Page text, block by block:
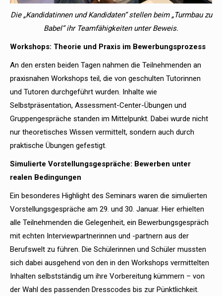
Die „Kandidatinnen und Kandidaten“ stellen beim „Turmbau zu
Babel“ ihr Teamfähigkeiten unter Beweis.
Workshops: Theorie und Praxis im Bewerbungsprozess
An den ersten beiden Tagen nahmen die Teilnehmenden an
praxisnahen Workshops teil, die von geschulten Tutorinnen
und Tutoren durchgeführt wurden. Inhalte wie
Selbstpräsentation, Assessment-Center-Übungen und
Gruppengespräche standen im Mittelpunkt. Dabei wurde nicht
nur theoretisches Wissen vermittelt, sondern auch durch
praktische Übungen gefestigt.
Simulierte Vorstellungsgespräche: Bewerben unter
realen Bedingungen
Ein besonderes Highlight des Seminars waren die simulierten
Vorstellungsgespräche am 29. und 30. Januar. Hier erhielten
alle Teilnehmenden die Gelegenheit, ein Bewerbungsgespräch
mit echten Interviewpartnerinnen und -partnern aus der
Berufswelt zu führen. Die Schülerinnen und Schüler mussten
sich dabei ausgehend von den in den Workshops vermittelten
Inhalten selbstständig um ihre Vorbereitung kümmern – von
der Wahl des passenden Dresscodes bis zur Pünktlichkeit.